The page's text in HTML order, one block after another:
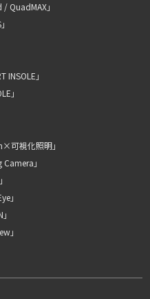
QuadMAX」
INSOLE」
」
可視化照明」
」
」
」